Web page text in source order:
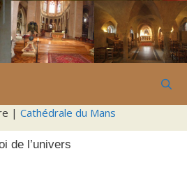
| Cathédrale du Mans
de l’univers